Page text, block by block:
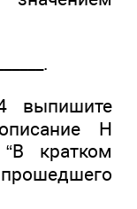
выпишите
Н
кратком